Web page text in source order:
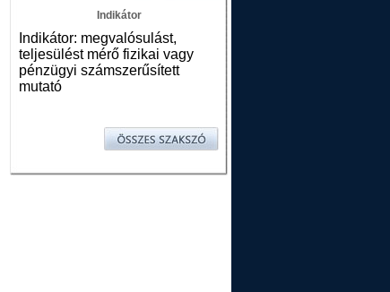
Indikátor
Indikátor: megvalósulást,
teljesülést mérő fizikai vagy
pénzügyi számszerűsített
mutató